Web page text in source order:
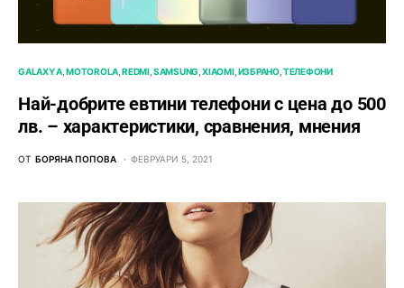
GALAXY A MOTOROLA REDMI SAMSUNG XIAOMI ИЗБРАНО ТЕЛЕФОНИ
Най-добрите евтини телефони с ценa до 500
лв. – характeристики, сравнения, мнения
ОТ БОРЯНА ПОПОВА ФЕВРУАРИ 5, 2021